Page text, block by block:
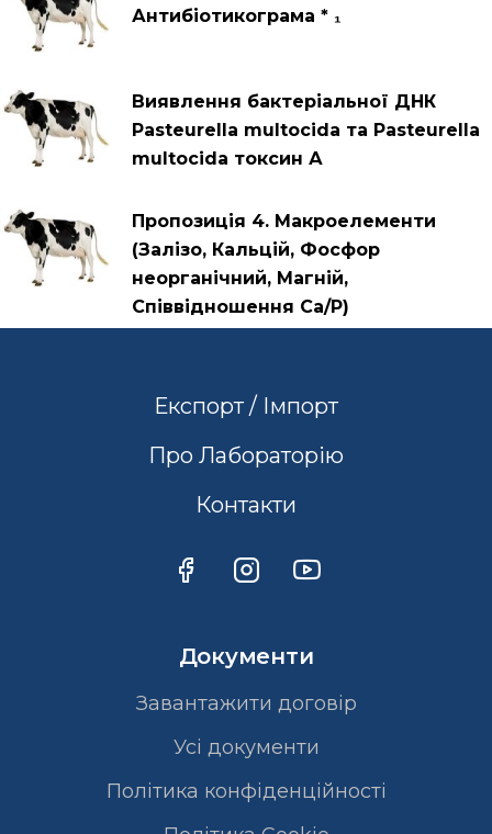
Антибіотикограма * ₁
Виявлення бактеріальної ДНК
Pasteurella multocida та Pasteurella
multocida токсин А
Пропозиція 4. Макроелементи
(Залізо, Кальцій, Фосфор
неорганічний, Магній,
Співвідношення Са/Р)
Експорт / Імпорт
Про Лабораторію
Контакти
Документи
Завантажити договір
Усі документи
Політика конфіденційності